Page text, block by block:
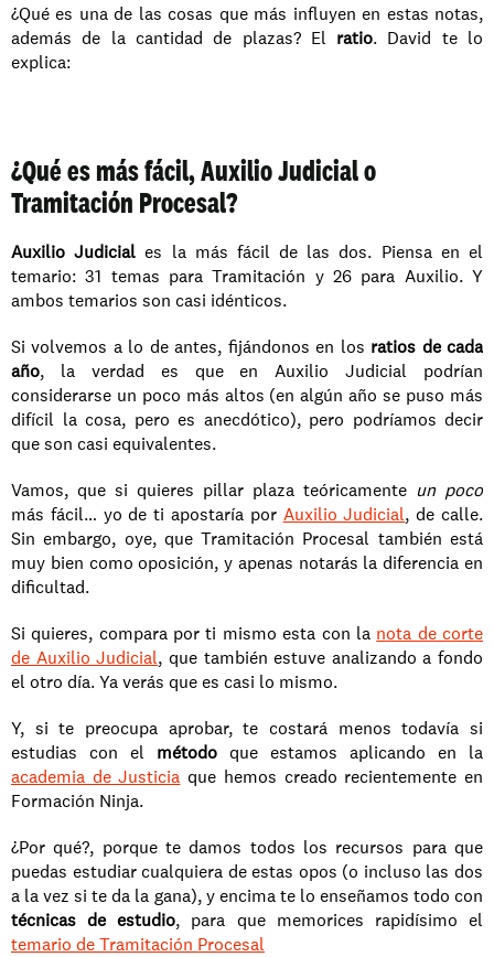
¿Qué es una de las cosas que más influyen en estas notas,
además de la cantidad de plazas? El ratio. David te lo
explica:
¿Qué es más fácil, Auxilio Judicial o
Tramitación Procesal?
Auxilio Judicial es la más fácil de las dos. Piensa en el
temario: 31 temas para Tramitación y 26 para Auxilio. Y
ambos temarios son casi idénticos.
Si volvemos a lo de antes, fijándonos en los ratios de cada
año, la verdad es que en Auxilio Judicial podrían
considerarse un poco más altos (en algún año se puso más
difícil la cosa, pero es anecdótico), pero podríamos decir
que son casi equivalentes.
Vamos, que si quieres pillar plaza teóricamente un poco
más fácil… yo de ti apostaría por Auxilio Judicial, de calle.
Sin embargo, oye, que Tramitación Procesal también está
muy bien como oposición, y apenas notarás la diferencia en
dificultad.
Si quieres, compara por ti mismo esta con la nota de corte
de Auxilio Judicial, que también estuve analizando a fondo
el otro día. Ya verás que es casi lo mismo.
Y, si te preocupa aprobar, te costará menos todavía si
estudias con el método
academia de Justicia que hemos creado recientemente en
Formación Ninja.
¿Por qué?, porque te damos todos los recursos para que
puedas estudiar cualquiera de estas opos (o incluso las dos
a la vez si te da la gana), y encima te lo enseñamos todo con
técnicas de estudio
temario de Tramitación Procesal